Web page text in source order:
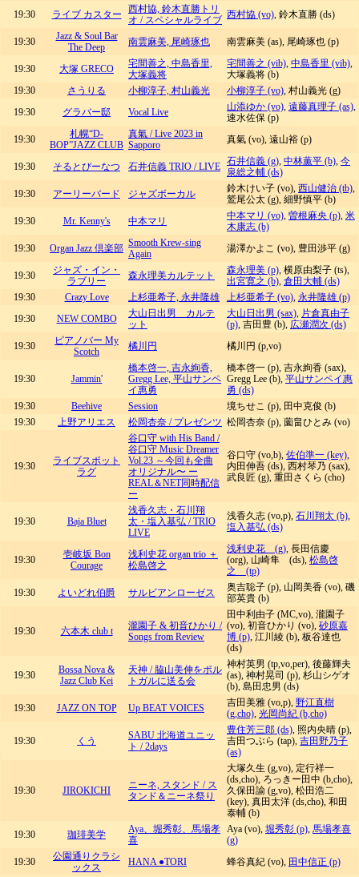
19:30 ライブ カスター
西村協, 鈴木直勝トリ
オ / スペシャルライブ 西村協 (vo), 鈴木直勝 (ds)
19:30
Jazz & Soul Bar
The Deep
南雲麻美, 尾崎琢也 南雲麻美 (as), 尾崎琢也 (p)
19:30 大塚 GRECO
宅間善之, 中島香里,
大塚義将
宅間善之 (vib), 中島香里 (vib),
大塚義将 (b)
19:30
さうりる 小柳淳子, 村山義光 小柳淳子 (vo), 村山義光 (g)
19:30
グラバー邸 Vocal Live 山添ゆか (vo), 遠藤真理子 (as),
速水佐保 (p)
19:30
札幌“D-
BOP”JAZZ CLUB
真氣 / Live 2023 in
Sapporo
真氣 (vo), 遠山裕 (p)
19:30 そるとぴーなつ 石井信義 TRIO / LIVE 石井信義 (g), 中林薫平 (b), 今
泉総之輔 (ds)
19:30
アーリーバード ジャズボーカル 鈴木けい子 (vo), 西山健治 (tb),
鷲尾公太 (g), 細野慎平 (b)
19:30
Mr. Kenny's 中本マリ 中本マリ (vo), 曽根麻央 (p), 米
木康志 (b)
19:30
Organ Jazz 倶楽部 Smooth Krew-sing
Again
湯澤かよこ (vo), 豊田渉平 (g)
19:30
ジャズ・イン・
ラブリー
森永理美カルテット 森永理美 (p), 横原由梨子 (ts),
出宮寛之 (b), 倉田大輔 (ds)
19:30
Crazy Love 上杉亜希子, 永井隆雄 上杉亜希子 (vo), 永井隆雄 (p)
19:30
NEW COMBO
大山日出男 カルテ
ット
大山日出男 (sax), 片倉真由子
(p), 吉田豊 (b), 広瀬潤次 (ds)
19:30
ピアノバー My
Scotch
橘川円 橘川円 (p,vo)
19:30 Jammin'
橋本啓一, 吉永絢香,
Gregg Lee, 平山サンペ
イ惠勇
橋本啓一 (p), 吉永絢香 (sax),
Gregg Lee (b), 平山サンペイ惠
勇 (ds)
19:30
Beehive Session
境ちせこ (p), 田中克俊 (b)
19:30
上野アリエス 松岡杏奈 / プレゼンツ 松岡杏奈 (p), 薗畠ひとみ (vo)
19:30
ライブスポット
ラグ
谷口守 with His Band /
谷口守 Music Dreamer
Vol.23 ～今回も全曲
オリジナル〜 ー
REAL＆NET同時配信
ー
谷口守 (vo,b), 佐伯準一 (key),
内田伸吾 (ds), 西村琴乃 (sax),
武良匠 (g), 重田さくら (cho)
19:30 Baja Bluet
浅香久志・石川翔
太・塩入基弘 / TRIO
LIVE
浅香久志 (vo,p), 石川翔太 (b),
塩入基弘 (ds)
19:30
壱岐坂 Bon
Courage
浅利史花 organ trio ＋
松島啓之
浅利史花 (g), 長田信慶
(org), 山崎隼 (ds), 松島啓
之 (tp)
19:30
よいどれ伯爵 サルビアンローゼス
奥吉聡子 (p), 山岡美香 (vo), 磯
部英貴 (b)
19:30 六本木 club t
瀧園子 & 初音ひかり /
Songs from Review
田中利由子 (MC,vo), 瀧園子
(vo), 初音ひかり (vo), 砂原嘉
博 (p), 江川綾 (b), 板谷達也
(ds)
19:30
Bossa Nova &
Jazz Club Kei
天神 / 脇山美伸をポル
トガルに送る会
神村英男 (tp,vo,per), 後藤輝夫
(as), 神村晃司 (p), 杉山シゲオ
(b), 島田忠男 (ds)
19:30
JAZZ ON TOP Up BEAT VOICES 吉田美雅 (vo,p), 野江直樹
(g,cho), 光岡尚紀 (b,cho)
19:30 くう
SABU 北海道ユニッ
ト / 2days
豊住芳三郎 (ds), 照内央晴 (p),
吉田つぶら (tap), 吉田野乃子
(as)
19:30 JIROKICHI
ニーネ, スタンド / ス
タンド＆ニーネ祭り
大塚久生 (g,vo), 定行祥一
(ds,cho), ろっきー田中 (b,cho),
久保田諭 (g,vo), 松田浩二
(key), 真田太洋 (ds,cho), 和田
泰輔 (b)
19:30
珈琲美学
Aya、堀秀彰、馬場孝
喜
Aya (vo), 堀秀彰 (p), 馬場孝喜
(g)
19:30
公園通りクラシ
ックス
HANA ●TORI 蜂谷真紀 (vo), 田中信正 (p)